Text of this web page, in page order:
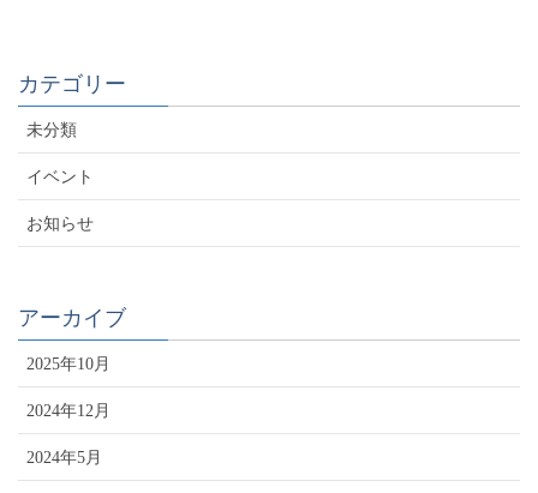
カテゴリー
未分類
イベント
お知らせ
アーカイブ
2025年10月
2024年12月
2024年5月